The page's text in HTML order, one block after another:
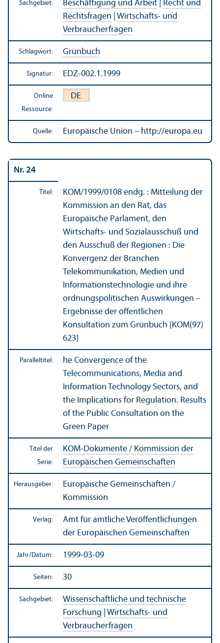
Sachgebiet: Beschäftigung und Arbeit
Recht und
Rechts­fragen
Wirtschafts- und
Verbraucherfragen
Schlagwort: Grünbuch
Signatur: EDZ-002.1.1999
Online
Ressource:
DE
Quelle: Europäische Union – http://europa.eu
Nr. 24
Titel: KOM/1999/0108 endg. : Mitteilung der
Kommission an den Rat, das
Europäische Parlament, den
Wirtschafts- und Sozialausschuß und
den Ausschuß der Regionen : Die
Konvergenz der Branchen
Telekommunikation, Medien und
Informations­technologie und ihre
ordnungs­politischen Aus­wirkungen –
Ergebnisse der öffentlichen
Konsultation zum Grünbuch [KOM(97)
623]
Paralleltitel:
he Convergence of the
Telecommunications, Media and
Information Technology Sectors, and
the Implications for Regulation. Results
of the Public Consultation on the
Green Paper
Titel der
Serie:
KOM-Dokumente / Kommission der
Europäischen Gemeinschaften
Herausgeber:
Europäische Gemeinschaften /
Kommission
Verlag:
Amt für amtliche Veröffentlichungen
der Europäischen Gemeinschaften
Jahr/Datum: 1999-03-09
Seiten: 30
Sachgebiet:
Wissenschaft­liche und technische
Forschung
Wirtschafts- und
Verbraucherfragen